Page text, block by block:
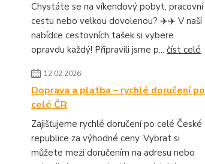
Chystáte se na víkendový pobyt, pracovní
cestu nebo velkou dovolenou? ✈️✈️ V naší
nabídce cestovních tašek si vybere
opravdu každý! Připravili jsme p... číst celé
12.02.2026
Doprava a platba – rychlé doručení po
celé ČR
Zajišťujeme rychlé doručení po celé České
republice za výhodné ceny. Vybrat si
můžete mezi doručením na adresu nebo